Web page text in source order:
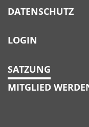
DATENSCHUTZ
LOGIN
SATZUNG
MITGLIED